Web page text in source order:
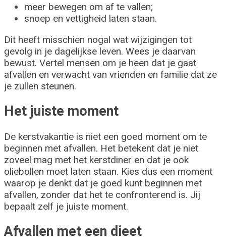
meer bewegen om af te vallen;
snoep en vettigheid laten staan.
Dit heeft misschien nogal wat wijzigingen tot
gevolg in je dagelijkse leven. Wees je daarvan
bewust. Vertel mensen om je heen dat je gaat
afvallen en verwacht van vrienden en familie dat ze
je zullen steunen.
Het juiste moment
De kerstvakantie is niet een goed moment om te
beginnen met afvallen. Het betekent dat je niet
zoveel mag met het kerstdiner en dat je ook
oliebollen moet laten staan. Kies dus een moment
waarop je denkt dat je goed kunt beginnen met
afvallen, zonder dat het te confronterend is. Jij
bepaalt zelf je juiste moment.
Afvallen met een dieet